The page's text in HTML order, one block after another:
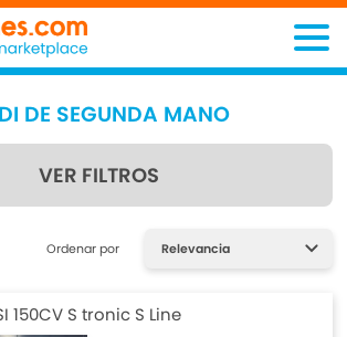
DE SEGUNDA MANO
VER FILTROS
lo que estás
Ordenar por
150CV S tronic S Line